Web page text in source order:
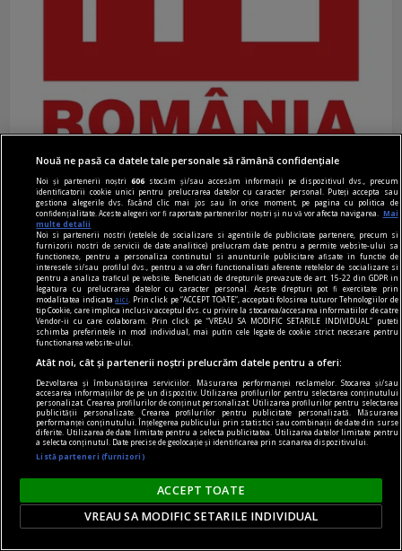
Ştiri care merită citite
Ce ar trebuie să facem de Ziua Copilului?
În fiecare an, pe 16 iunie, se mai sărbătoreşte
Ziua copilului african, în amintirea unui masacru
comis pe 16 iunie 1976 la Soweto.
Nouă ne pasă ca datele tale personale să rămână confidențiale
Noi și partenerii noștri606 stocăm și/sau accesăm informații pe dispozitivul dvs., precum
identificatorii cookie unici pentru prelucrarea datelor cu caracter personal. Puteți accepta sau
gestiona alegerile dvs. făcând clic mai jos sau în orice moment, pe pagina cu politica de
confidențialitate. Aceste alegeri vor fi raportate partenerilor noștri și nu vă vor afecta navigarea.
Mai
multe detalii
Noi si partenerii nostri (retelele de socializare si agentiile de publicitate partenere, precum si
furnizorii nostri de servicii de date analitice) prelucram date pentru a permite website-ului sa
functioneze, pentru a personaliza continutul si anunturile publicitare afisate in functie de
interesele si/sau profilul dvs., pentru a va oferi functionalitati aferente retelelor de socializare si
pentru a analiza traficul pe website. Beneficiati de drepturile prevazute de art. 15-22 din GDPR in
legatura cu prelucrarea datelor cu caracter personal. Aceste drepturi pot fi exercitate prin
modalitatea indicataaici
. Prin click pe “ACCEPT TOATE”, acceptati folosirea tuturor Tehnologiilor de
tip Cookie, care implica inclusiv acceptul dvs. cu privire la stocarea/accesarea informatiilor de catre
Vendor-ii cu care colaboram. Prin click pe “VREAU SA MODIFIC SETARILE INDIVIDUAL” puteti
schimba preferintele in mod individual, mai putin cele legate de cookie strict necesare pentru
functionarea website-ului.
Atât noi, cât și partenerii noștri prelucrăm datele pentru a oferi:
Dezvoltarea și îmbunătățirea serviciilor. Măsurarea performanței reclamelor. Stocarea și/sau
accesarea informațiilor de pe un dispozitiv. Utilizarea profilurilor pentru selectarea conținutului
personalizat. Crearea profilurilor de conținut personalizat. Utilizarea profilurilor pentru selectarea
publicității personalizate. Crearea profilurilor pentru publicitate personalizată. Măsurarea
performanței conținutului. Înțelegerea publicului prin statistici sau combinații de date din surse
diferite. Utilizarea de date limitate pentru a selecta publicitatea. Utilizarea datelor limitate pentru
a selecta conținutul. Date precise de geolocație și identificarea prin scanarea dispozitivului.
Listă parteneri (furnizori)
ACCEPT TOATE
VREAU SA MODIFIC SETARILE INDIVIDUAL